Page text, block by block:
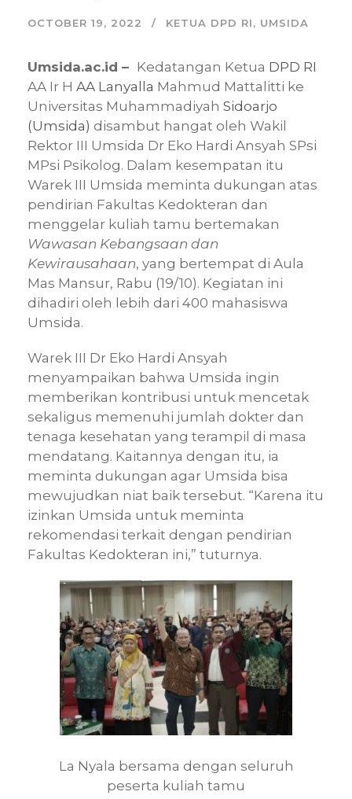
OCTOBER 19, 2022 KETUA DPD RI, UMSIDA
Umsida.ac.id – Kedatangan Ketua DPD RI
AA Ir H AA Lanyalla Mahmud Mattalitti ke
Universitas Muhammadiyah Sidoarjo
(Umsida) disambut hangat oleh Wakil
Rektor III Umsida Dr Eko Hardi Ansyah SPsi
MPsi Psikolog. Dalam kesempatan itu
Warek III Umsida meminta dukungan atas
pendirian Fakultas Kedokteran dan
menggelar kuliah tamu bertemakan
Wawasan Kebangsaan dan
Kewirausahaan, yang bertempat di Aula
Mas Mansur, Rabu (19/10). Kegiatan ini
dihadiri oleh lebih dari 400 mahasiswa
Umsida.
Warek III Dr Eko Hardi Ansyah
menyampaikan bahwa Umsida ingin
memberikan kontribusi untuk mencetak
sekaligus memenuhi jumlah dokter dan
tenaga kesehatan yang terampil di masa
mendatang. Kaitannya dengan itu, ia
meminta dukungan agar Umsida bisa
mewujudkan niat baik tersebut. “Karena itu
izinkan Umsida untuk meminta
rekomendasi terkait dengan pendirian
Fakultas Kedokteran ini,” tuturnya.
La Nyala bersama dengan seluruh
peserta kuliah tamu